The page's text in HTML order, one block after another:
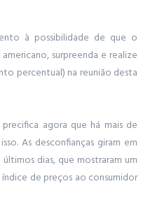
à possibilidade de que o
surpreenda e realize
percentual) na reunião desta
agora que há mais de
As desconfianças giram em
dias, que mostraram um
de preços ao consumidor